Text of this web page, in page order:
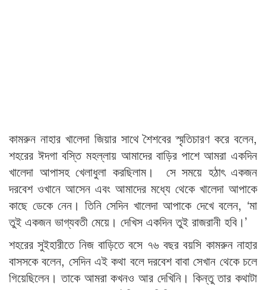
কামরুন নাহার খালেদা জিয়ার সাথে শৈশবের স্মৃতিচারণ করে বলেন,
শহরের ঈদগা বস্তি মহল্লায় আমাদের বাড়ির পাশে আমরা একদিন
খালেদা আপাসহ খেলাধুলা করছিলাম। সে সময়ে হঠাৎ একজন
দরবেশ ওখানে আসেন এবং আমাদের মধ্যে থেকে খালেদা আপাকে
কাছে ডেকে নেন। তিনি সেদিন খালেদা আপাকে দেখে বলেন, ‘মা
তুই একজন ভাগ্যবতী মেয়ে। দেখিস একদিন তুই রাজরানী হবি।’
শহরের সুইহারীতে নিজ বাড়িতে বসে ৭৬ বছর বয়সি কামরুন নাহার
বাসসকে বলেন, সেদিন এই কথা বলে দরবেশ বাবা সেখান থেকে চলে
গিয়েছিলেন। তাকে আমরা কখনও আর দেখিনি। কিন্তু তার কথাটা